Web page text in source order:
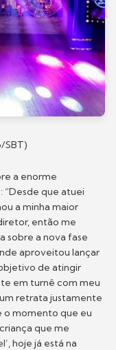
SBT)
a enorme
“Desde que atuei
a minha maior
então me
sobre a nova fase
aproveitou lançar
de atingir
em turnê com meu
retrata justamente
o momento que eu
que me
hoje já está na